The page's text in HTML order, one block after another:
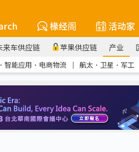
椽经阁 活动家
来车供应链 苹果供应链 产业
智能应用．电商物流 ｜ 航太．卫星．军工